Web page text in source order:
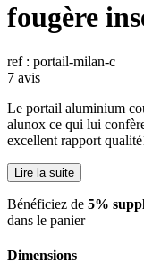
fougère
ref : portail-milan-c
7 avis
Le portail aluminium
alunox ce qui lui
excellent rapport
Lire la suite
​Bénéficiez de 5%
dans le panier
Dimensions